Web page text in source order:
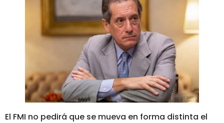
El FMI no pedirá que se mueva en forma distinta el